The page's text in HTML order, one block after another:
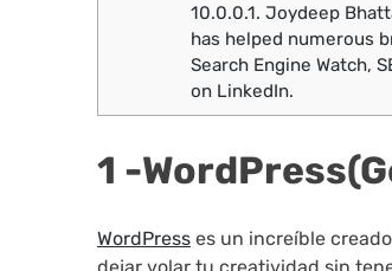
10.0.0.1. Joydeep
has helped numerous
Search Engine Watch,
on LinkedIn.
1 -
WordPress es un increíble
dejar volar tu creatividad sin